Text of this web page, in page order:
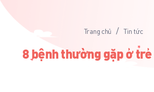
Trang chủ / Tin tức
8 bệnh thường gặp ở